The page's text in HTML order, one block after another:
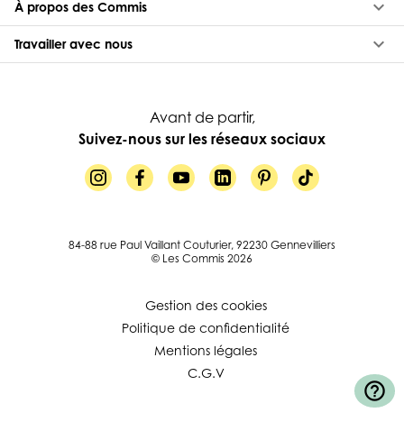
À propos des Commis keyboard_arrow_down
Travailler avec nous keyboard_arrow_down
Avant de partir,
Suivez-nous sur les réseaux sociaux
84-88 rue Paul Vaillant Couturier, 92230 Gennevilliers
© Les Commis 2026
Gestion des cookies
Politique de confidentialité
Mentions légales
C.G.V
help_outline